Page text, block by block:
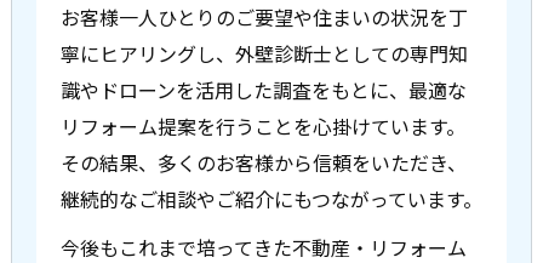
お客様一人ひとりのご要望や住まいの状況を丁
寧にヒアリングし、外壁診断士としての専門知
識やドローンを活用した調査をもとに、最適な
リフォーム提案を行うことを心掛けています。
その結果、多くのお客様から信頼をいただき、
継続的なご相談やご紹介にもつながっています。
今後もこれまで培ってきた不動産・リフォーム